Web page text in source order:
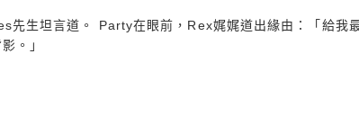
先生坦言道。 Party在眼前，Rex娓娓道出緣由：「給我
。」